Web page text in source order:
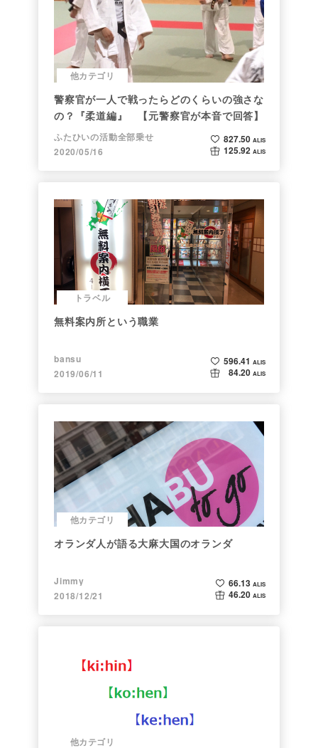
他カテゴリ
警察官が一人で戦ったらどのくらいの強さな
の？『柔道編』 【元警察官が本音で回答】
ふたひいの活動全部乗せ
2020/05/16
827.50 ALIS
125.92 ALIS
トラベル
無料案内所という職業
bansu
2019/06/11
596.41 ALIS
84.20 ALIS
他カテゴリ
オランダ人が語る大麻大国のオランダ
Jimmy
2018/12/21
66.13 ALIS
46.20 ALIS
他カテゴリ